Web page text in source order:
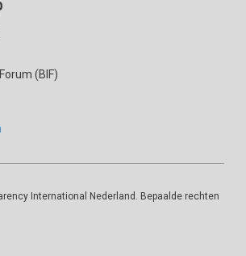
(BIF)
International Nederland. Bepaalde rechten